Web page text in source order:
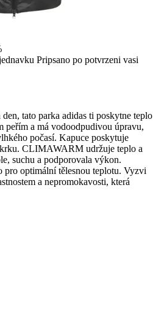
Pripsano po potvrzeni vasi
tato parka adidas ti poskytne teplo
peřím a má vodoodpudivou úpravu,
počasí. Kapuce poskytuje
CLIMAWARM udržuje teplo a
suchu a podporovala výkon.
pro optimální tělesnou teplotu. Vyzvi
a nepromokavosti, která